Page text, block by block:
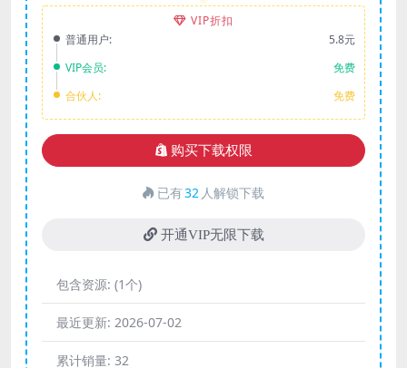
VIP折扣
普通用户:
5.8元
VIP会员:
免费
合伙人:
免费
购买下载权限
已有32 人解锁下载
开通VIP无限下载
包含资源: (1个)
最近更新: 2026-07-02
累计销量: 32